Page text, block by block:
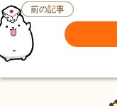
前の記事